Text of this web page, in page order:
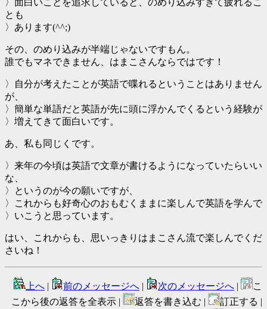
〉面白いことを追求していると、のめり込みすぎて疲れるこ
とも
〉あります(^^;)
その、のめり込みが半端じゃないですもん。
誰でもマネできません、はまこさんならではです！
〉自分が考えたことが英語で喋れるということはありません
が、
〉簡単な単語だと英語が先に頭に浮かんでくるという経験が
〉増えてきて面白いです。
あ、私も同じくです。
〉来年の今頃は英語で文章が書けるようになっていたらいい
な、
〉というのが今の願いですが、
〉これからも好奇心のおもむくままに楽しんで英語を学んで
〉いこうと思っています。
はい、これからも、思いっきりはまこさん流で楽しんでくだ
さいね！
上へ | 前のメッセージへ | 次のメッセージへ |
こ
こから後の返答を全表示 |
返答を書き込む |
訂正する |